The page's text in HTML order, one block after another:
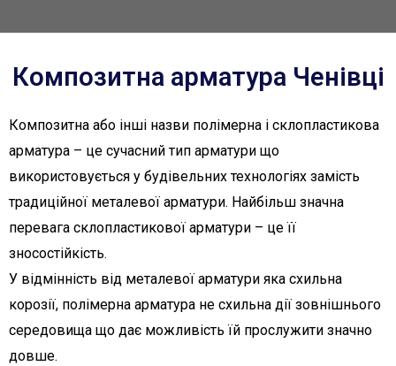
Композитна арматура Ченівці
Композитна або інші назви полімерна і склопластикова
арматура – це сучасний тип арматури що
використовується у будівельних технологіях замість
традиційної металевої арматури. Найбільш значна
перевага склопластикової арматури – це її
зносостійкість.
У відмінність від металевої арматури яка схильна
корозії, полімерна арматура не схильна дії зовнішнього
середовища що дає можливість їй прослужити значно
довше.